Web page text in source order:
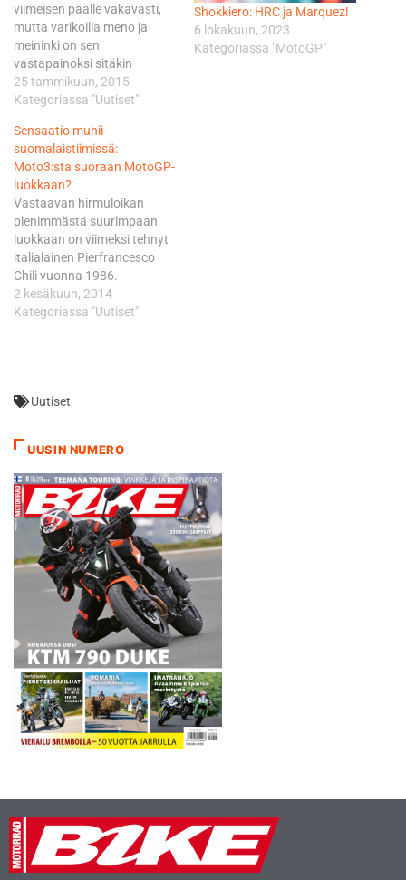
viimeisen päälle vakavasti,
mutta varikoilla meno ja
meininki on sen
vastapainoksi sitäkin
hulvattomampaa. - Olen
ollut vähän "hullu" jo
kaudella
ratamoottoripyöräilyn
ylimmällä mahdollisella
tasolla, mutta ei se tule
uskoakseni tapojani
muuttamaan. Olen
jatkossakin se sama
äänekäs idiootti kuin
ennenkin!, huikkaa viikko
sitten 20…
25 tammikuun, 2015
Kategoriassa "Uutiset"
Shokkiero: HRC ja Marquez!
6 lokakuun, 2023
Kategoriassa "MotoGP"
Sensaatio muhii
suomalaistiimissä:
Moto3:sta suoraan MotoGP-
luokkaan?
Vastaavan hirmuloikan
pienimmästä suurimpaan
luokkaan on viimeksi tehnyt
italialainen Pierfrancesco
Chili vuonna 1986.
Käytännössähän tie
MotoGP:hen vie keskiluokan,
australialaislegenda Mick
keväällä, että hänen
mielestään Millerin paikka
olisi ehdottomasti MotoGP-
luokassa välittömästi
kaudella…
2 kesäkuun, 2014
Kategoriassa "Uutiset"
Uutiset
UUSIN NUMERO